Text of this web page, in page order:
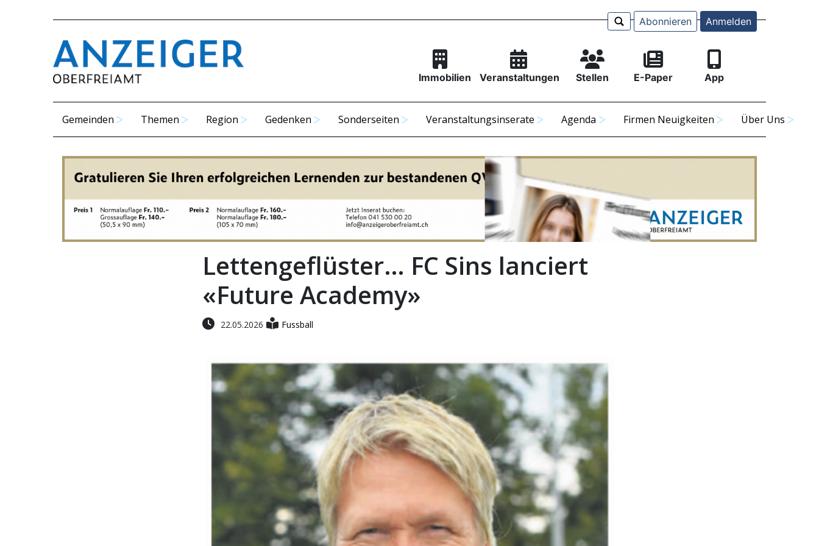
Abonnieren Anmelden
Immobilien Veranstaltungen Stellen E-Paper App
Gemeinden Themen Region Gedenken Sonderseiten Veranstaltungsinserate Agenda Firmen Neuigkeiten Über Uns
Lettengeflüster… FC Sins lanciert
«Future Academy»
22.05.2026 Fussball